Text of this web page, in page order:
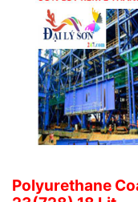
Polyurethane